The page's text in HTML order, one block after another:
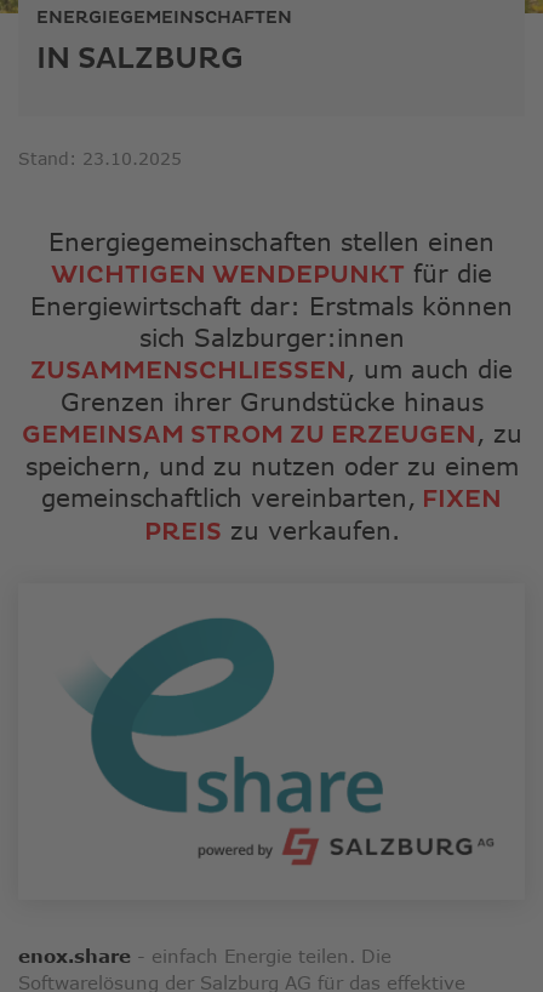
und
ENERGIEGEMEINSCHAFTEN
IN SALZBURG
Stand: 23.10.2025
Energiegemeinschaften stellen einen
WICHTIGEN WENDEPUNKT für die
Energiewirtschaft dar: Erstmals können
sich Salzburger:innen
ZUSAMMENSCHLIESSEN
, um auch die
Grenzen ihrer Grundstücke hinaus
GEMEINSAM STROM ZU ERZEUGEN , zu
speichern, und zu nutzen oder zu einem
gemeinschaftlich vereinbarten, FIXEN
PREIS zu verkaufen.
enox.share - einfach Energie teilen. Die
Softwarelösung der Salzburg AG für das effektive